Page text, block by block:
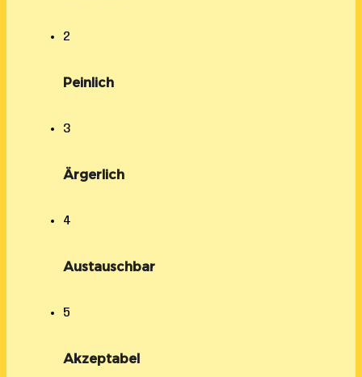
2
Peinlich
3
Ärgerlich
4
Austauschbar
5
Akzeptabel